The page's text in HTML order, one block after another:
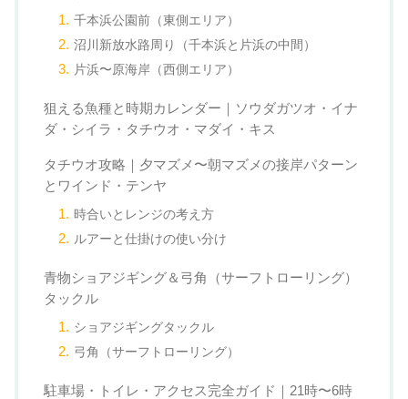
千本浜公園前（東側エリア）
沼川新放水路周り（千本浜と片浜の中間）
片浜〜原海岸（西側エリア）
狙える魚種と時期カレンダー｜ソウダガツオ・イナ
ダ・シイラ・タチウオ・マダイ・キス
タチウオ攻略｜夕マズメ〜朝マズメの接岸パターン
とワインド・テンヤ
時合いとレンジの考え方
ルアーと仕掛けの使い分け
青物ショアジギング＆弓角（サーフトローリング）
タックル
ショアジギングタックル
弓角（サーフトローリング）
駐車場・トイレ・アクセス完全ガイド｜21時〜6時